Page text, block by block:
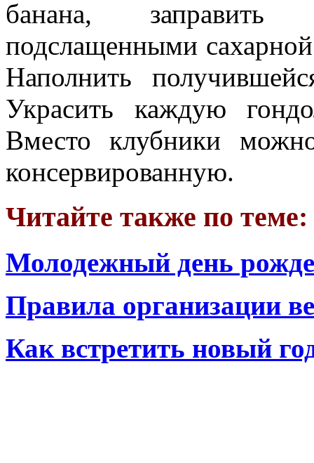
банана, заправить
подслащенными
Наполнить
Украсить каждую
Вместо клубники
консервированную.
Читайте также по теме:
Молодежный день
Правила организации
Как встретить новый